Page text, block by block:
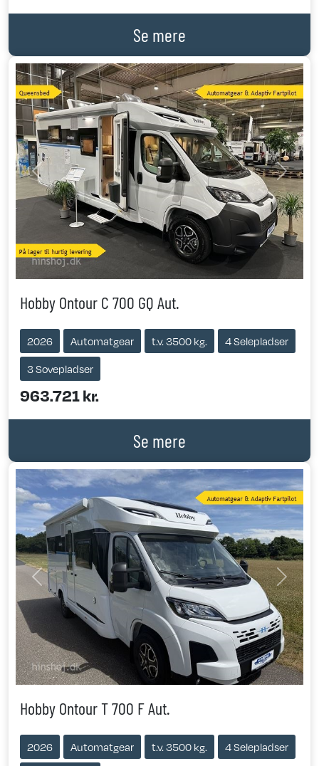
Se mere
Previous Next
Hobby Ontour C 700 GQ Aut.
2026 Automatgear t.v. 3500 kg.
4 Selepladser
3 Sovepladser
963.721 kr.
Se mere
Previous Next
Hobby Ontour T 700 F Aut.
2026 Automatgear t.v. 3500 kg.
4 Selepladser